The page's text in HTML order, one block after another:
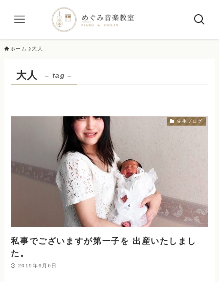
ホーム 大人
大人 – tag –
先生ブログ
私事でございますが第一子を 出産いたしまし
た。
2019年9月6日